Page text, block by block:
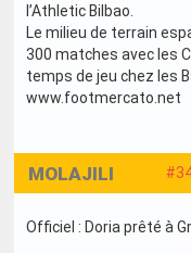
l’Athletic Bilbao.
Le milieu de terrain
300 matches avec les
temps de jeu chez les
www.footmercato.net
MOLAJILI
Officiel : Doria prêté à